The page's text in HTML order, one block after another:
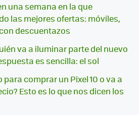
una semana en la que
las mejores ofertas: móviles,
descuentazos
va a iluminar parte del nuevo
es sencilla: el sol
para comprar un Pixel 10 o va a
Esto es lo que nos dicen los